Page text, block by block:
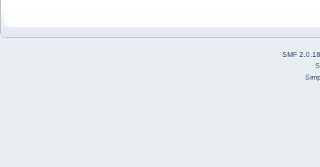
SMF 2.0.18